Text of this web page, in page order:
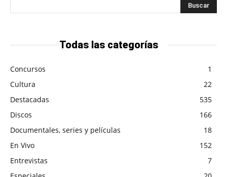
Todas las categorías
Concursos
1
Cultura
22
Destacadas
535
Discos
166
Documentales, series y películas
18
En Vivo
152
Entrevistas
7